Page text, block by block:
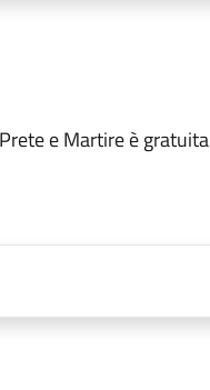
e Martire è gratuita